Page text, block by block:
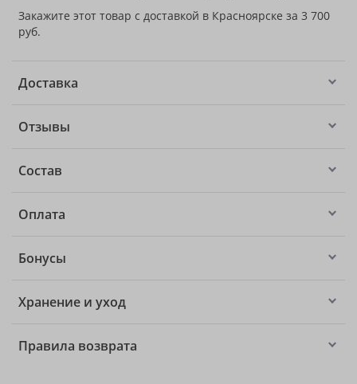
Закажите этот товар с доставкой в Красноярске за 3 700
руб.
Доставка
Отзывы
Состав
Оплата
Бонусы
Хранение и уход
Правила возврата